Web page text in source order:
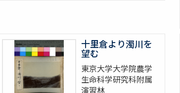
十里倉より濁川を
望む
東京大学大学院農学
生命科学研究科附属
演習林